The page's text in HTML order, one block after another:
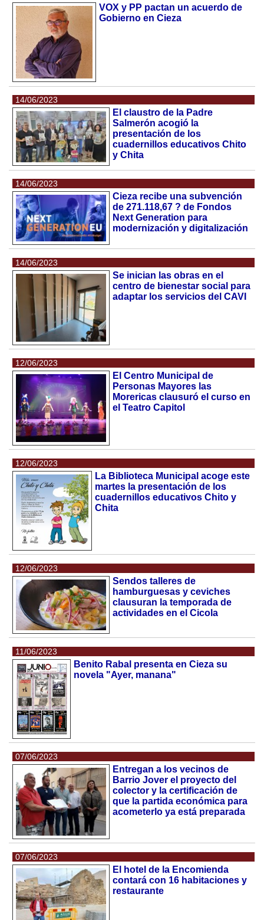
VOX y PP pactan un acuerdo de
Gobierno en Cieza
14/06/2023
El claustro de la Padre
Salmerón acogió la
presentación de los
cuadernillos educativos Chito
y Chita
14/06/2023
Cieza recibe una subvención
de 271.118,67 ? de Fondos
Next Generation para
modernización y digitalización
14/06/2023
Se inician las obras en el
centro de bienestar social para
adaptar los servicios del CAVI
12/06/2023
El Centro Municipal de
Personas Mayores las
Morericas clausuró el curso en
el Teatro Capitol
12/06/2023
La Biblioteca Municipal acoge este
martes la presentación de los
cuadernillos educativos Chito y
Chita
12/06/2023
Sendos talleres de
hamburguesas y ceviches
clausuran la temporada de
actividades en el Cicola
11/06/2023
Benito Rabal presenta en Cieza su
novela "Ayer, manana"
07/06/2023
Entregan a los vecinos de
Barrio Jover el proyecto del
colector y la certificación de
que la partida económica para
acometerlo ya está preparada
07/06/2023
El hotel de la Encomienda
contará con 16 habitaciones y
restaurante